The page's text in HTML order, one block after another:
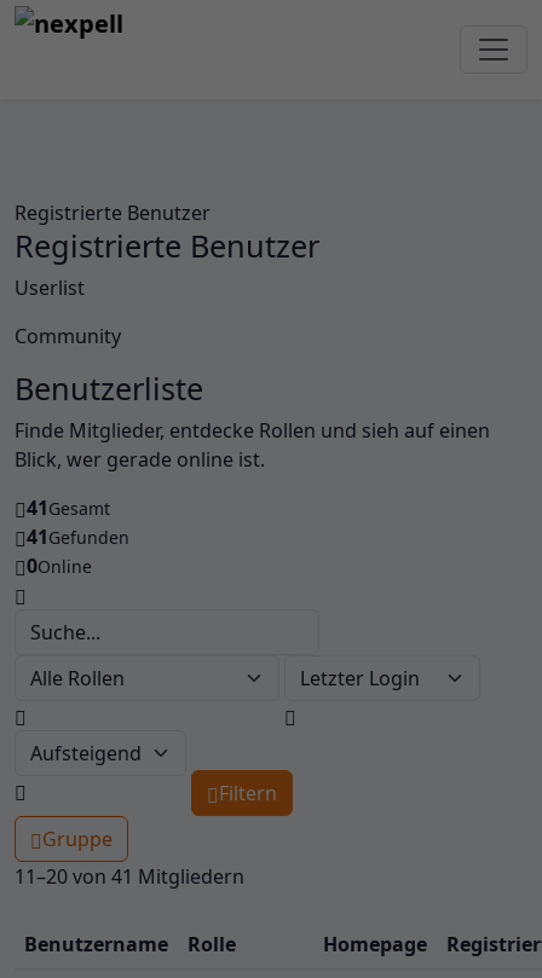
Registrierte Benutzer
Registrierte Benutzer
Userlist
Community
Benutzerliste
Finde Mitglieder, entdecke Rollen und sieh auf einen
Blick, wer gerade online ist.
41Gesamt
41Gefunden
0Online
Rolle Registriert
Aufsteigend
Filtern
Gruppe
11–20 von 41 Mitgliedern
Benutzername Rolle Homepage